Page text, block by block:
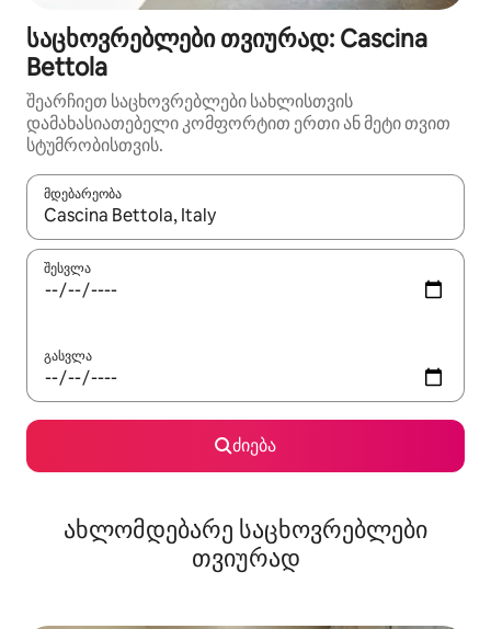
საცხოვრებლები თვიურად: Cascina
Bettola
შეარჩიეთ საცხოვრებლები სახლისთვის
დამახასიათებელი კომფორტით ერთი ან მეტი თვით
სტუმრობისთვის.
მდებარეობა
როცა შედეგები ხელმისაწვდომი გახდება, ნავიგაციისთვის
შესვლა
გასვლა
ძიება
ახლომდებარე საცხოვრებლები
თვიურად